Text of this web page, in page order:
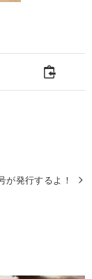
発行するよ！